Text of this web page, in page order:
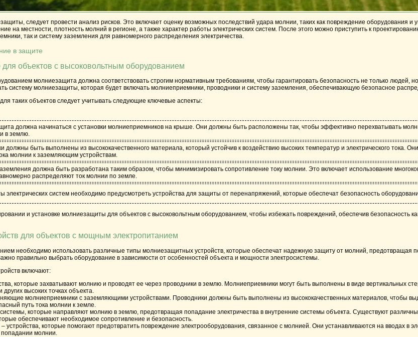
следует провести анализ рисков. Это включает оценку возможных последствий удара молнии, таких как повреждение оборудования и
на местности, плотность молний в регионе, а также характер работы электрических систем. После этого можно приступить к
так и систему заземления для равномерного распределения электричества.
в защите
объектов с высоковольтным оборудованием
молниезащита должна соответствовать строгим нормативным требованиям, чтобы гарантировать безопасность не только людей,
систему молниезащиты, которая будет включать молниеприемники, проводники и систему заземления, обеспечивающую безопасное
таких объектов следует учитывать следующие ключевые аспекты:
должна начинаться с установки молниеприемников на крыше. Они должны быть расположены так, чтобы эффективно перехватывать
в землю.
должны быть выполнены из высококачественного материала, который устойчив к воздействию высоких температур и электрического тока.
молнии к заземляющим устройствам.
должна быть разработана таким образом, чтобы минимизировать сопротивление току молнии. Это включает использование
распределяют ток молнии по земле.
электрических систем необходимо предусмотреть устройства для защиты от перенапряжений, которые обеспечат безопасность
и установке молниезащиты для объектов с высоковольтным оборудованием, чтобы избежать повреждений, обеспечив безопасность
для объектов с мощным электропитанием
необходимо использовать различные типы молниезащитных устройств, которые обеспечат надежную защиту от молний, предотвращая
правильно выбрать оборудование в зависимости от особенностей объекта и мощности электросистемы.
включают:
которые захватывают молнию и проводят ее через проводники в землю. Молниеприемники могут быть выполнены в виде вертикальных
высоких точках объекта.
молниеприемники с заземляющими устройствами. Проводники должны быть выполнены из высококачественных материалов, чтобы
путь тока молнии к земле.
которые направляют молнию в землю, предотвращая попадание электричества в внутренние системы объекта. Существуют
обеспечивают необходимое сопротивление и безопасность.
– устройства, которые помогают предотвратить повреждение электрооборудования, связанное с молнией. Они устанавливаются на вводах в
молнии.